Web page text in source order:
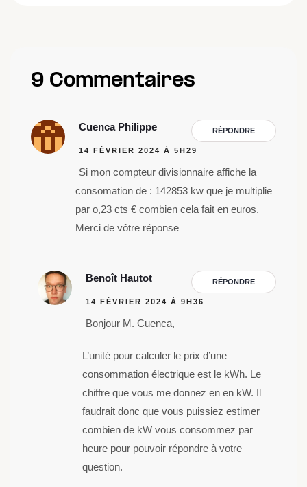
9 Commentaires
RÉPONDRE
Cuenca Philippe
14 FÉVRIER 2024 À 5H29
Si mon compteur divisionnaire affiche la
consomation de : 142853 kw que je multiplie
par o,23 cts € combien cela fait en euros.
Merci de vôtre réponse
RÉPONDRE
Benoît Hautot
14 FÉVRIER 2024 À 9H36
Bonjour M. Cuenca,
L’unité pour calculer le prix d’une
consommation électrique est le kWh. Le
chiffre que vous me donnez en en kW. Il
faudrait donc que vous puissiez estimer
combien de kW vous consommez par
heure pour pouvoir répondre à votre
question.